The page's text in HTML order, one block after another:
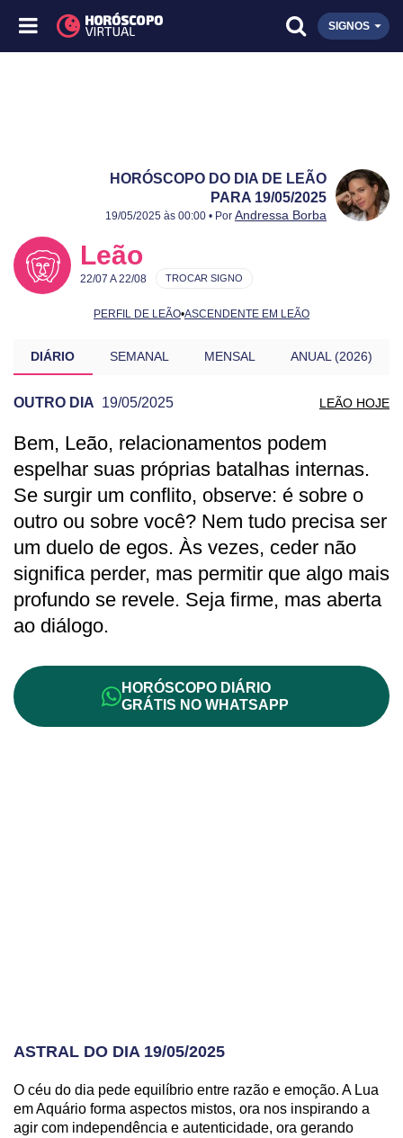
SIGNOS
HORÓSCOPO DO DIA DE LEÃO
PARA 19/05/2025
Publicado:
19/05/2025
Atualizado:
19/05/2025
19/05/2025 às 00:00 • Por Andressa Borba
Leão
22/07 A 22/08
PERFIL DE LEÃO•ASCENDENTE EM LEÃO
TROCAR SIGNO
DIÁRIO SEMANAL MENSAL ANUAL (2026)
OUTRO DIA 19/05/2025 LEÃO HOJE
PREVISÃO DE LEÃO PARA OUTRO DIA
Bem, Leão, relacionamentos podem
espelhar suas próprias batalhas internas.
Se surgir um conflito, observe: é sobre o
outro ou sobre você? Nem tudo precisa ser
um duelo de egos. Às vezes, ceder não
significa perder, mas permitir que algo mais
profundo se revele. Seja firme, mas aberta
ao diálogo.
HORÓSCOPO DIÁRIO
GRÁTIS NO WHATSAPP
ASTRAL DO DIA 19/05/2025
O céu do dia pede equilíbrio entre razão e emoção. A Lua
em Aquário forma aspectos mistos, ora nos inspirando a
agir com independência e autenticidade, ora gerando